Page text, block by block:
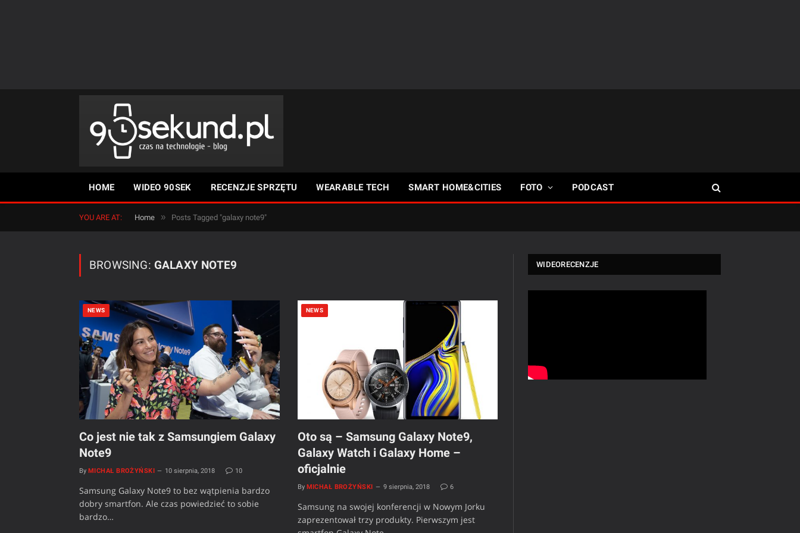
HOME WIDEO 90SEK RECENZJE SPRZĘTU WEARABLE TECH SMART HOME&CITIES FOTO PODCAST
YOU ARE AT: Home » Posts Tagged "galaxy note9"
BROWSING: GALAXY NOTE9
NEWS
Co jest nie tak z Samsungiem Galaxy
Note9
By MICHAŁ BROŻYŃSKI 10 sierpnia, 2018 10
Samsung Galaxy Note9 to bez wątpienia bardzo
dobry smartfon. Ale czas powiedzieć to sobie
bardzo…
NEWS
Oto są – Samsung Galaxy Note9,
Galaxy Watch i Galaxy Home –
oficjalnie
By MICHAŁ BROŻYŃSKI 9 sierpnia, 2018 6
Samsung na swojej konferencji w Nowym Jorku
zaprezentował trzy produkty. Pierwszym jest
WIDEORECENZJE